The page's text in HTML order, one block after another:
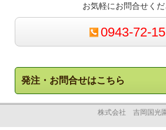
お気軽にお問合せく
0943-72-
発注・お問合せはこちら
株式会社 吉岡国光